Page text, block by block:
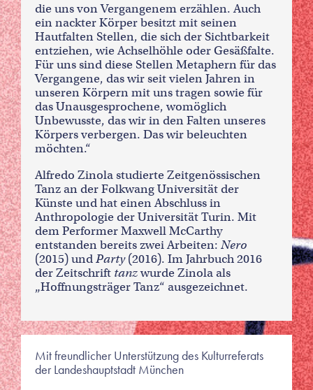
die uns von Vergangenem erzählen. Auch
ein nackter Körper besitzt mit seinen
Hautfalten Stellen, die sich der Sichtbarkeit
entziehen, wie Achselhöhle oder Gesäßfalte.
Für uns sind diese Stellen Metaphern für das
Vergangene, das wir seit vielen Jahren in
unseren Körpern mit uns tragen sowie für
das Unausgesprochene, womöglich
Unbewusste, das wir in den Falten unseres
Körpers verbergen. Das wir beleuchten
möchten.“
Alfredo Zinola studierte Zeitgenössischen
Tanz an der Folkwang Universität der
Künste und hat einen Abschluss in
Anthropologie der Universität Turin. Mit
dem Performer Maxwell McCarthy
entstanden bereits zwei Arbeiten: Nero
(2015) undParty(2016). Im Jahrbuch 2016
der Zeitschrift tanzwurde Zinola als
„Hoffnungsträger Tanz“ ausgezeichnet.
Mit freundlicher Unterstützung des Kulturreferats
der Landeshauptstadt München